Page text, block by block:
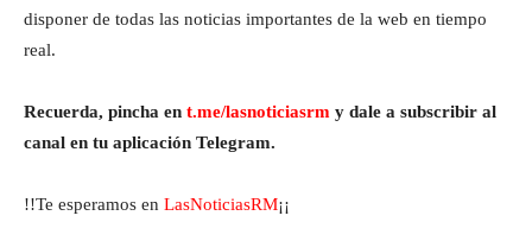
disponer de todas las noticias importantes de la web en tiempo
real.
Recuerda, pincha en t.me/lasnoticiasrm y dale a subscribir al
canal en tu aplicación Telegram.
!!Te esperamos en LasNoticiasRM¡¡